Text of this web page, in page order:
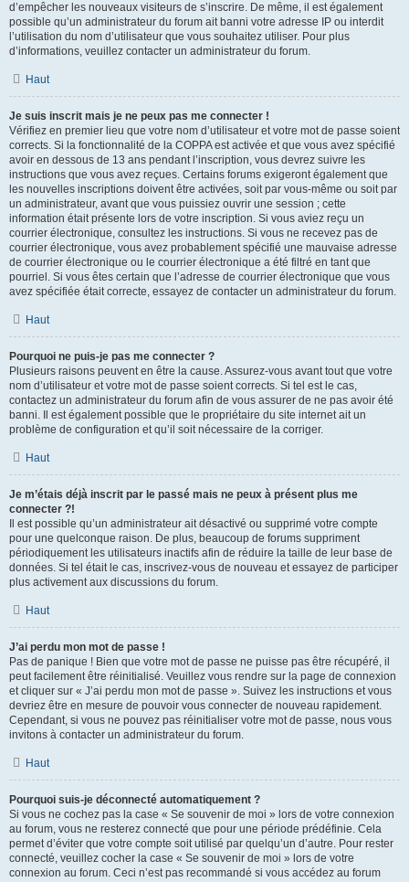
d’empêcher les nouveaux visiteurs de s’inscrire. De même, il est également
possible qu’un administrateur du forum ait banni votre adresse IP ou interdit
l’utilisation du nom d’utilisateur que vous souhaitez utiliser. Pour plus
d’informations, veuillez contacter un administrateur du forum.
Haut
Je suis inscrit mais je ne peux pas me connecter !
Vérifiez en premier lieu que votre nom d’utilisateur et votre mot de passe soient
corrects. Si la fonctionnalité de la COPPA est activée et que vous avez spécifié
avoir en dessous de 13 ans pendant l’inscription, vous devrez suivre les
instructions que vous avez reçues. Certains forums exigeront également que
les nouvelles inscriptions doivent être activées, soit par vous-même ou soit par
un administrateur, avant que vous puissiez ouvrir une session ; cette
information était présente lors de votre inscription. Si vous aviez reçu un
courrier électronique, consultez les instructions. Si vous ne recevez pas de
courrier électronique, vous avez probablement spécifié une mauvaise adresse
de courrier électronique ou le courrier électronique a été filtré en tant que
pourriel. Si vous êtes certain que l’adresse de courrier électronique que vous
avez spécifiée était correcte, essayez de contacter un administrateur du forum.
Haut
Pourquoi ne puis-je pas me connecter ?
Plusieurs raisons peuvent en être la cause. Assurez-vous avant tout que votre
nom d’utilisateur et votre mot de passe soient corrects. Si tel est le cas,
contactez un administrateur du forum afin de vous assurer de ne pas avoir été
banni. Il est également possible que le propriétaire du site internet ait un
problème de configuration et qu’il soit nécessaire de la corriger.
Haut
Je m’étais déjà inscrit par le passé mais ne peux à présent plus me
connecter ?!
Il est possible qu’un administrateur ait désactivé ou supprimé votre compte
pour une quelconque raison. De plus, beaucoup de forums suppriment
périodiquement les utilisateurs inactifs afin de réduire la taille de leur base de
données. Si tel était le cas, inscrivez-vous de nouveau et essayez de participer
plus activement aux discussions du forum.
Haut
J’ai perdu mon mot de passe !
Pas de panique ! Bien que votre mot de passe ne puisse pas être récupéré, il
peut facilement être réinitialisé. Veuillez vous rendre sur la page de connexion
et cliquer sur « J’ai perdu mon mot de passe ». Suivez les instructions et vous
devriez être en mesure de pouvoir vous connecter de nouveau rapidement.
Cependant, si vous ne pouvez pas réinitialiser votre mot de passe, nous vous
invitons à contacter un administrateur du forum.
Haut
Pourquoi suis-je déconnecté automatiquement ?
Si vous ne cochez pas la case « Se souvenir de moi » lors de votre connexion
au forum, vous ne resterez connecté que pour une période prédéfinie. Cela
permet d’éviter que votre compte soit utilisé par quelqu’un d’autre. Pour rester
connecté, veuillez cocher la case « Se souvenir de moi » lors de votre
connexion au forum. Ceci n’est pas recommandé si vous accédez au forum